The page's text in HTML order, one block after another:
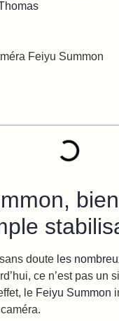
doute les
ce n’est pas un
le Feiyu Summon